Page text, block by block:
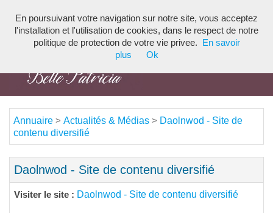
Annuaire > Actualités & Médias > Daolnwod - Site de
contenu diversifié
Daolnwod - Site de contenu diversifié
Visiter le site : Daolnwod - Site de contenu diversifié
En poursuivant votre navigation sur notre site, vous acceptez
l'installation et l'utilisation de cookies, dans le respect de notre
politique de protection de votre vie privee.
En savoir
plus
Ok